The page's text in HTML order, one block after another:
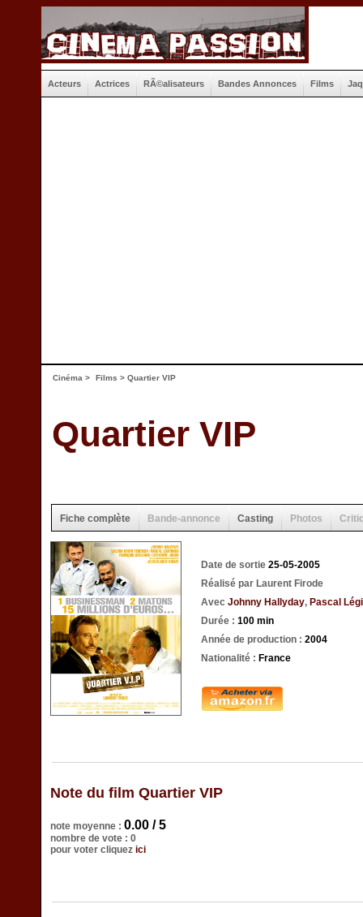
Acteurs Actrices RÃ©alisateurs Bandes Annonces Films
Cinéma > Films > Quartier VIP
Quartier VIP
Fiche complète Bande-annonce Casting Photos
Date de sortie 25-05-2005
Réalisé par Laurent Firode
Avec Johnny Hallyday, Pascal
Durée : 100 min
Année de production : 2004
Nationalité : France
Note du film Quartier VIP
note moyenne : 0.00 / 5
nombre de vote : 0
pour voter cliquez ici